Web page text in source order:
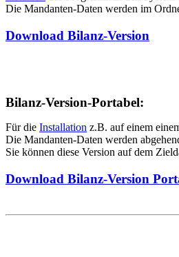
Die Mandanten-Daten werden im
Download Bilanz-Version
Bilanz-Version-Portabel:
Für die Installation z.B. auf einem
Die Mandanten-Daten werden
Sie können diese Version auf dem
Download Bilanz-Version